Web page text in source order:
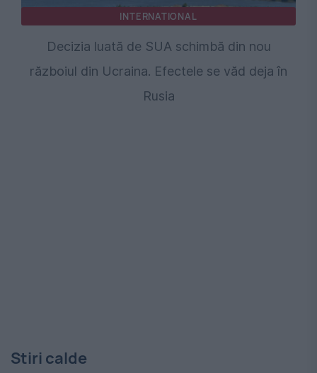
INTERNATIONAL
Decizia luată de SUA schimbă din nou
războiul din Ucraina. Efectele se văd deja în
Rusia
Stiri calde